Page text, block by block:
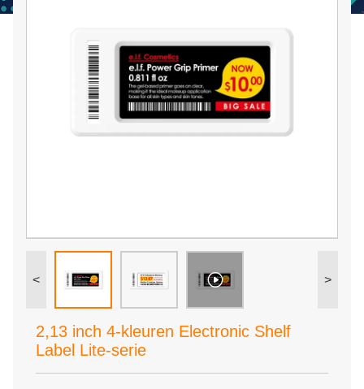
< >
2,13 inch 4-kleuren Electronic Shelf
Label Lite-serie